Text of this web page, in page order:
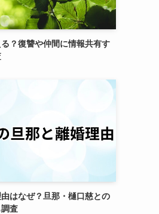
？復讐や仲間に情報共有す
はなぜ？旦那・樋口慈との
査